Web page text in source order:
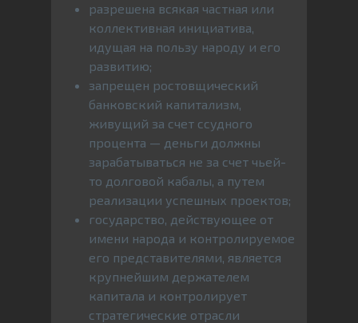
разрешена всякая частная или
коллективная инициатива,
идущая на пользу народу и его
развитию;
запрещен ростовщический
банковский капитализм,
живущий за счет ссудного
процента — деньги должны
зарабатываться не за счет чьей-
то долговой кабалы, а путем
реализации успешных проектов;
государство, действующее от
имени народа и контролируемое
его представителями, является
крупнейшим держателем
капитала и контролирует
стратегические отрасли